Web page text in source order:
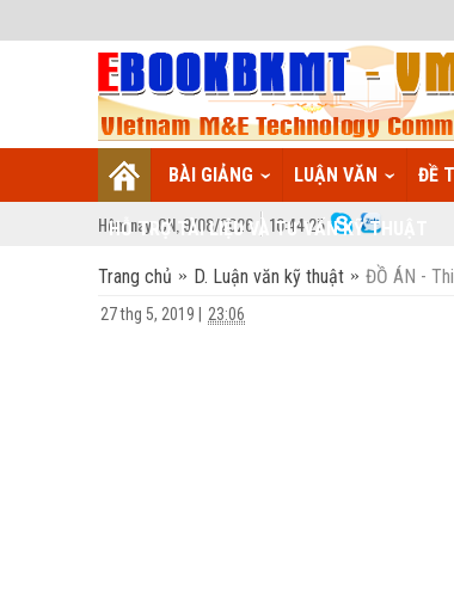
BÀI GIẢNG LUẬN VĂN ĐỀ
HỖ TRỢ TÀI LIỆU VÀ TƯ VẤN KỸ THUẬT
Hôm nay: CN, 9/08/2026 10:44:26
Trang chủ D. Luận văn kỹ thuật ĐỒ ÁN -
27 thg 5, 2019 23:06